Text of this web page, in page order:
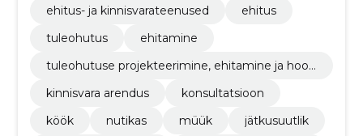
ehitus- ja kinnisvarateenused
ehitus
tuleohutus
ehitamine
tuleohutuse projekteerimine, ehitamine ja hool
kinnisvara arendus
konsultatsioon
köök
nutikas müük
jätkusuutlik